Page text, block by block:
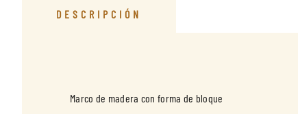
DESCRIPCIÓN
Marco de madera con forma de bloque